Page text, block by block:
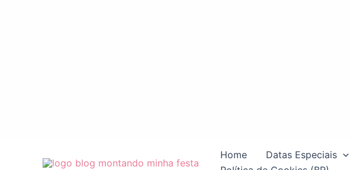
Home Datas Especiais